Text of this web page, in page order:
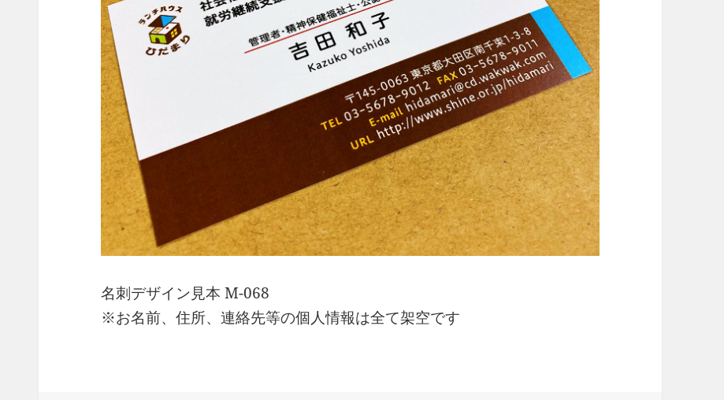
名刺デザイン見本 M-068
※お名前、住所、連絡先等の個人情報は全て架空です